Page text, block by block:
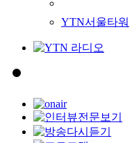
YTN서울타워